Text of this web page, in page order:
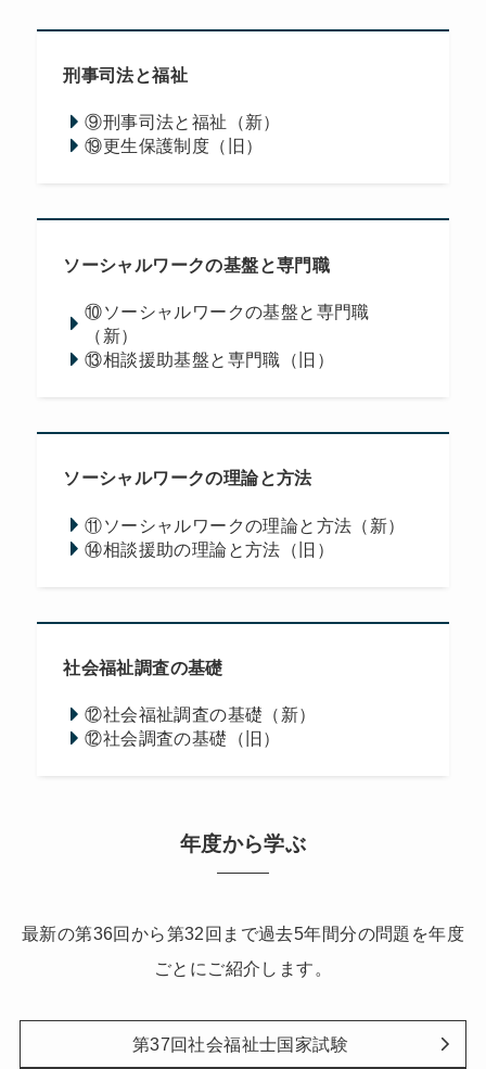
刑事司法と福祉
⑨刑事司法と福祉（新）
⑲更生保護制度（旧）
ソーシャルワークの基盤と専門職
⑩ソーシャルワークの基盤と専門職
（新）
⑬相談援助基盤と専門職（旧）
ソーシャルワークの理論と方法
⑪ソーシャルワークの理論と方法（新）
⑭相談援助の理論と方法（旧）
社会福祉調査の基礎
⑫社会福祉調査の基礎（新）
⑫社会調査の基礎（旧）
年度から学ぶ
最新の第36回から第32回まで過去5年間分の問題を年度
ごとにご紹介します。
第37回社会福祉士国家試験